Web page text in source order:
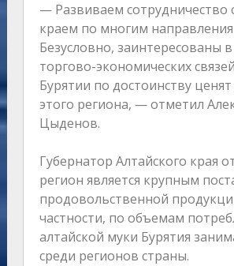
— Развиваем сотрудничество
краем по многим
Безусловно, заинтересованы
торгово-экономических
Бурятии по достоинству
этого региона, — отметил
Цыденов.
Губернатор Алтайского края
регион является крупным
продовольственной
частности, по объемам
алтайской муки Бурятия
среди регионов страны.